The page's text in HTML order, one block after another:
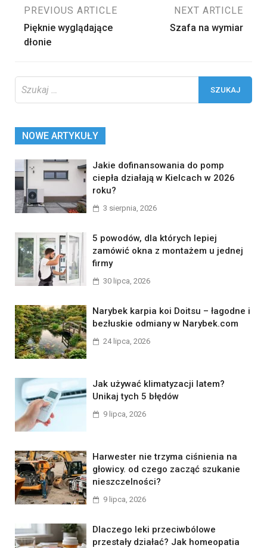
Nawigacja
wpisu
PREVIOUS ARTICLE
Pięknie wyglądające
dłonie
NEXT ARTICLE
Szafa na wymiar
NOWE ARTYKUŁY
Jakie dofinansowania do pomp
ciepła działają w Kielcach w 2026
roku?
3 sierpnia, 2026
5 powodów, dla których lepiej
zamówić okna z montażem u jednej
firmy
30 lipca, 2026
Narybek karpia koi Doitsu – łagodne i
bezłuskie odmiany w Narybek.com
24 lipca, 2026
Jak używać klimatyzacji latem?
Unikaj tych 5 błędów
9 lipca, 2026
Harwester nie trzyma ciśnienia na
głowicy. od czego zacząć szukanie
nieszczelności?
9 lipca, 2026
Dlaczego leki przeciwbólowe
przestały działać? Jak homeopatia